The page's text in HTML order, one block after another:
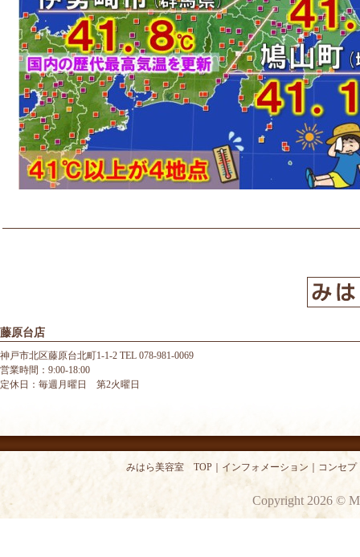
藤原台店
神戸市北区藤原台北町1-1-2 TEL 078-981-0069
営業時間：9:00-18:00
定休日：毎週月曜日 第2火曜日
みはら美容室 TOP インフォメーション コンセプ
Copyright 2026 ©